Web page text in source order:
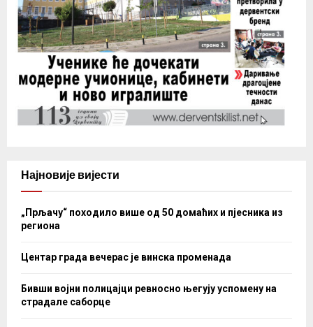
Најновије вијести
„Прљачу“ походило више од 50 домаћих и пјесника из
региона
Центар града вечерас је винска променада
Бивши војни полицајци ревносно његују успомену на
страдале саборце